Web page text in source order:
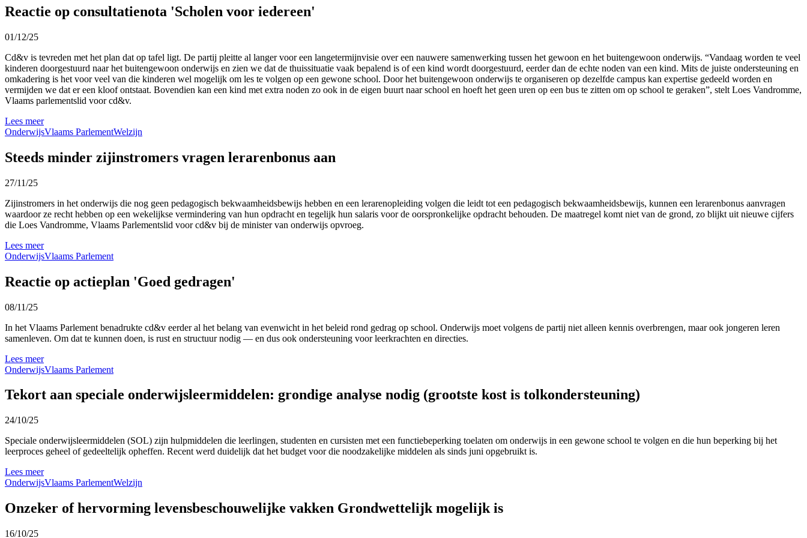
Reactie op consultatienota 'Scholen voor iedereen'
01/12/25
Cd&v is tevreden met het plan dat op tafel ligt. De partij pleitte al langer voor een langetermijnvisie over een nauwere samenwerking tussen het gewoon en het buitengewoon onderwijs. “Vandaag worden te veel
kinderen doorgestuurd naar het buitengewoon onderwijs en zien we dat de thuissituatie vaak bepalend is of een kind wordt doorgestuurd, eerder dan de echte noden van een kind. Mits de juiste ondersteuning en
omkadering is het voor veel van die kinderen wel mogelijk om les te volgen op een gewone school. Door het buitengewoon onderwijs te organiseren op dezelfde campus kan expertise gedeeld worden en
vermijden we dat er een kloof ontstaat. Bovendien kan een kind met extra noden zo ook in de eigen buurt naar school en hoeft het geen uren op een bus te zitten om op school te geraken”, stelt Loes Vandromme,
Vlaams parlementslid voor cd&v.
Lees meer
OnderwijsVlaams ParlementWelzijn
Steeds minder zijinstromers vragen lerarenbonus aan
27/11/25
Zijinstromers in het onderwijs die nog geen pedagogisch bekwaamheidsbewijs hebben en een lerarenopleiding volgen die leidt tot een pedagogisch bekwaamheidsbewijs, kunnen een lerarenbonus aanvragen
waardoor ze recht hebben op een wekelijkse vermindering van hun opdracht en tegelijk hun salaris voor de oorspronkelijke opdracht behouden. De maatregel komt niet van de grond, zo blijkt uit nieuwe cijfers
die Loes Vandromme, Vlaams Parlementslid voor cd&v bij de minister van onderwijs opvroeg.
Lees meer
OnderwijsVlaams Parlement
Reactie op actieplan 'Goed gedragen'
08/11/25
In het Vlaams Parlement benadrukte cd&v eerder al het belang van evenwicht in het beleid rond gedrag op school. Onderwijs moet volgens de partij niet alleen kennis overbrengen, maar ook jongeren leren
samenleven. Om dat te kunnen doen, is rust en structuur nodig — en dus ook ondersteuning voor leerkrachten en directies.
Lees meer
OnderwijsVlaams Parlement
Tekort aan speciale onderwijsleermiddelen: grondige analyse nodig (grootste kost is tolkondersteuning)
24/10/25
Speciale onderwijsleermiddelen (SOL) zijn hulpmiddelen die leerlingen, studenten en cursisten met een functiebeperking toelaten om onderwijs in een gewone school te volgen en die hun beperking bij het
leerproces geheel of gedeeltelijk opheffen. Recent werd duidelijk dat het budget voor die noodzakelijke middelen als sinds juni opgebruikt is.
Lees meer
OnderwijsVlaams ParlementWelzijn
Onzeker of hervorming levensbeschouwelijke vakken Grondwettelijk mogelijk is
16/10/25